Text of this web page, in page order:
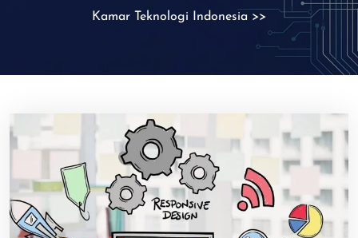
Kamar Teknologi Indonesia >>